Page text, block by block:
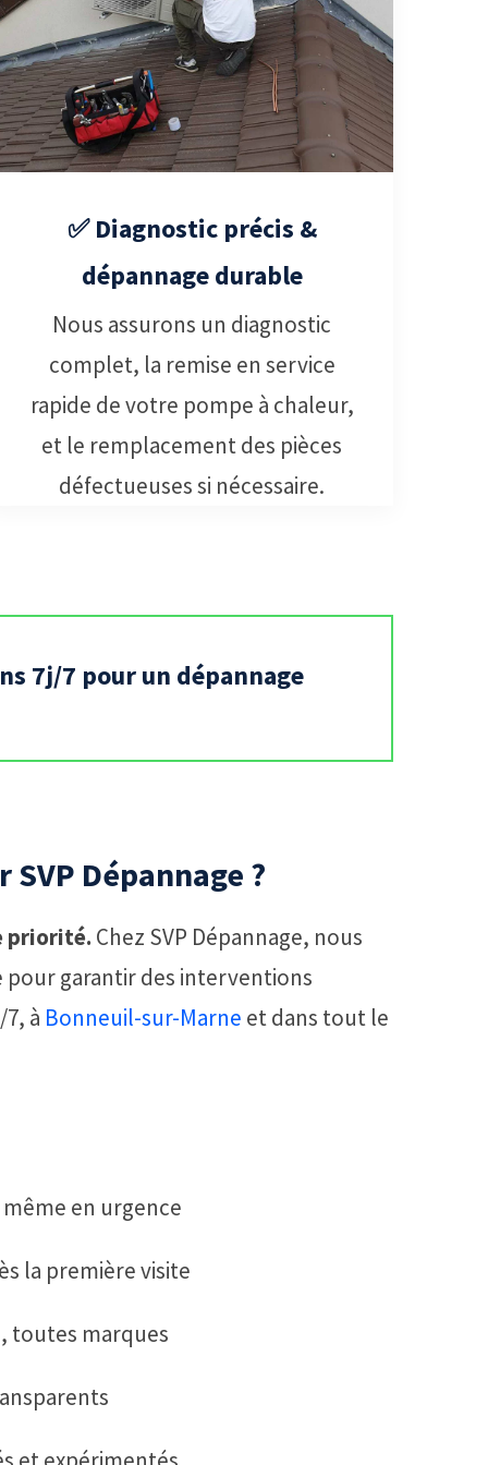
✅ Diagnostic précis &
dépannage durable
Nous assurons un diagnostic
complet, la remise en service
rapide de votre pompe à chaleur,
et le remplacement des pièces
défectueuses si nécessaire.
7j/7 pour un dépannage
Dépannage ?
priorité. Chez SVP Dépannage, nous
garantir des interventions
à Bonneuil-sur-Marne et dans tout le
en urgence
la première visite
toutes marques